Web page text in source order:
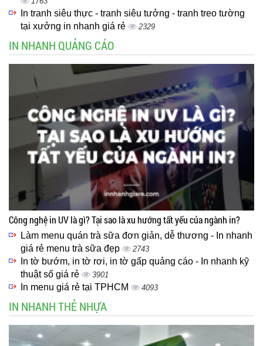
In tranh siêu thực - tranh siêu tưởng - tranh treo tường
tại xưởng in nhanh giá rẻ
2329
IN NHANH QUẢNG CÁO
Công nghệ in UV là gì? Tại sao là xu hướng tất yếu của ngành in?
Làm menu quán trà sữa đơn giản, dễ thương - In nhanh
giá rẻ menu trà sữa đẹp
2743
In tờ bướm, in tờ rơi, in tờ gấp quảng cáo - In nhanh kỹ
thuật số giá rẻ
3901
In menu giá rẻ tại TPHCM 4093
IN NHANH THẺ NHỰA